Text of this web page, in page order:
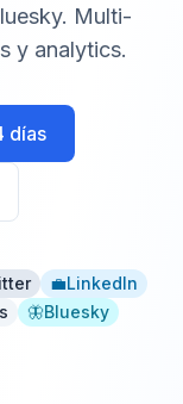
Multi-
y analytics.
días
💼LinkedIn
🦋Bluesky